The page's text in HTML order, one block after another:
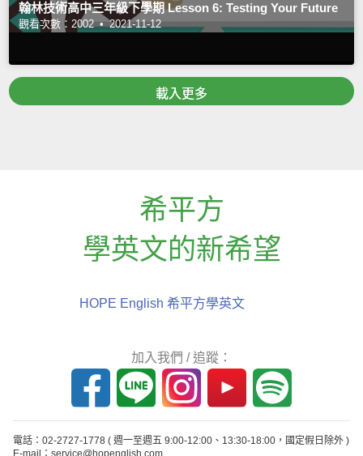
翰林技術高中三年級下學期 Lesson 6: Testing Your Future
觀看次數：2002 • 2021-11-12
載入更多
希平方
學英文的新希望
HOPE English 希平方學英文
加入我們 / 追蹤：
電話：02-2727-1778 ( 週一至週五 9:00-12:00、13:30-18:00，國定假日除外 )
E-mail：service@hopenglish.com